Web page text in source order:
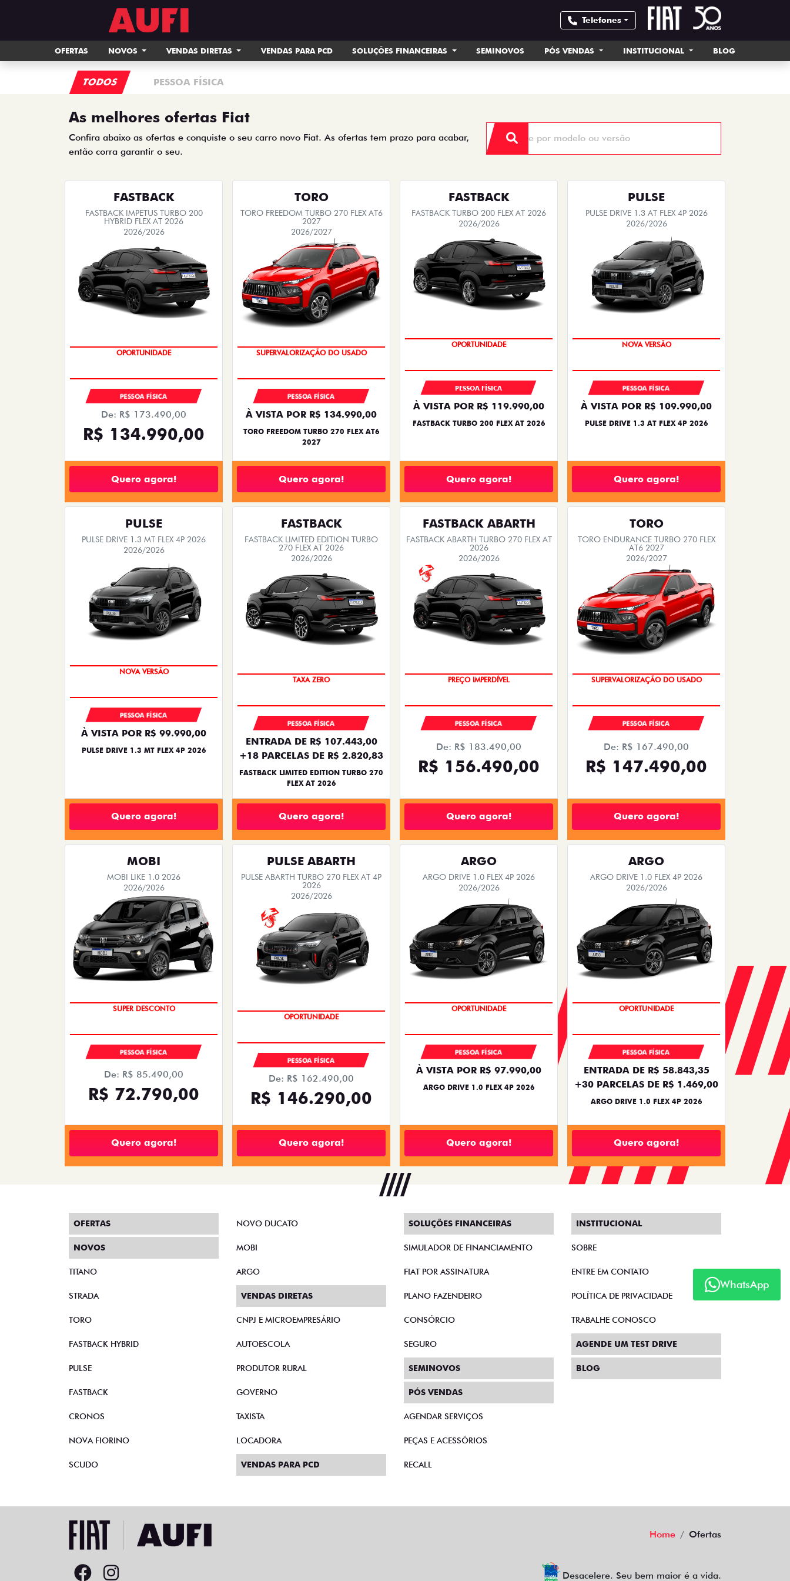
Telefones
OFERTAS NOVOS VENDAS DIRETAS VENDAS PARA PCD SOLUÇÕES FINANCEIRAS SEMINOVOS PÓS VENDAS INSTITUCIONAL BLOG
TODOS PESSOA FÍSICA
As melhores ofertas Fiat
Confira abaixo as ofertas e conquiste o seu carro novo Fiat. As ofertas tem prazo para acabar,
então corra garantir o seu.
FASTBACK
FASTBACK IMPETUS TURBO 200
HYBRID FLEX AT 2026
2026/2026
PREÇO IMPERDÍVEL
PESSOA FÍSICA
De: R$ 173.490,00
R$ 134.990,00
Quero agora!
TORO
TORO FREEDOM TURBO 270 FLEX AT6
2027
2026/2027
OPORTUNIDADE
PESSOA FÍSICA
À VISTA POR R$ 134.990,00
TORO FREEDOM TURBO 270 FLEX AT6
2027
Quero agora!
FASTBACK
FASTBACK TURBO 200 FLEX AT 2026
2026/2026
OPORTUNIDADE
PESSOA FÍSICA
À VISTA POR R$ 119.990,00
FASTBACK TURBO 200 FLEX AT 2026
Quero agora!
PULSE
PULSE DRIVE 1.3 AT FLEX 4P 2026
2026/2026
PREÇO IMPERDÍVEL
PESSOA FÍSICA
À VISTA POR R$ 109.990,00
PULSE DRIVE 1.3 AT FLEX 4P 2026
Quero agora!
PULSE
PULSE DRIVE 1.3 MT FLEX 4P 2026
2026/2026
PREÇO IMPERDÍVEL
PESSOA FÍSICA
À VISTA POR R$ 99.990,00
PULSE DRIVE 1.3 MT FLEX 4P 2026
Quero agora!
FASTBACK
FASTBACK LIMITED EDITION TURBO
270 FLEX AT 2026
2026/2026
PREÇO IMPERDÍVEL
PESSOA FÍSICA
ENTRADA DE R$ 107.443,00
+18 PARCELAS DE R$ 2.820,83
FASTBACK LIMITED EDITION TURBO 270
FLEX AT 2026
Quero agora!
FASTBACK ABARTH
FASTBACK ABARTH TURBO 270 FLEX AT
2026
2026/2026
SAIA DE FIAT 0KM
PESSOA FÍSICA
De: R$ 183.490,00
R$ 156.490,00
Quero agora!
TORO
TORO ENDURANCE TURBO 270 FLEX
AT6 2027
2026/2027
COM USADO NA TROCA
PESSOA FÍSICA
De: R$ 167.490,00
R$ 147.490,00
Quero agora!
MOBI
MOBI LIKE 1.0 2026
2026/2026
TAXA ZERO
PESSOA FÍSICA
De: R$ 85.490,00
R$ 72.790,00
Quero agora!
PULSE ABARTH
PULSE ABARTH TURBO 270 FLEX AT 4P
2026
2026/2026
SAIA DE FIAT 0KM
PESSOA FÍSICA
De: R$ 162.490,00
R$ 146.290,00
Quero agora!
ARGO
ARGO DRIVE 1.0 FLEX 4P 2026
2026/2026
BÔNUS DE 6 MIL REAIS
PESSOA FÍSICA
À VISTA POR R$ 97.990,00
ARGO DRIVE 1.0 FLEX 4P 2026
Quero agora!
ARGO
ARGO DRIVE 1.0 FLEX 4P 2026
2026/2026
BÔNUS DE 6 MIL REAIS
PESSOA FÍSICA
ENTRADA DE R$ 58.843,35
+30 PARCELAS DE R$ 1.469,00
ARGO DRIVE 1.0 FLEX 4P 2026
Quero agora!
WhatsApp
OFERTAS
NOVOS
TITANO
STRADA
TORO
FASTBACK HYBRID
PULSE
FASTBACK
CRONOS
NOVA FIORINO
SCUDO
NOVO DUCATO
MOBI
ARGO
VENDAS DIRETAS
CNPJ E MICROEMPRESÁRIO
AUTOESCOLA
PRODUTOR RURAL
GOVERNO
TAXISTA
LOCADORA
VENDAS PARA PCD
SOLUÇÕES FINANCEIRAS
SIMULADOR DE FINANCIAMENTO
FIAT POR ASSINATURA
PLANO FAZENDEIRO
CONSÓRCIO
SEGURO
SEMINOVOS
PÓS VENDAS
AGENDAR SERVIÇOS
PEÇAS E ACESSÓRIOS
RECALL
INSTITUCIONAL
SOBRE
ENTRE EM CONTATO
POLÍTICA DE PRIVACIDADE
TRABALHE CONOSCO
AGENDE UM TEST DRIVE
BLOG
Home Ofertas
Desacelere. Seu bem maior é a vida.